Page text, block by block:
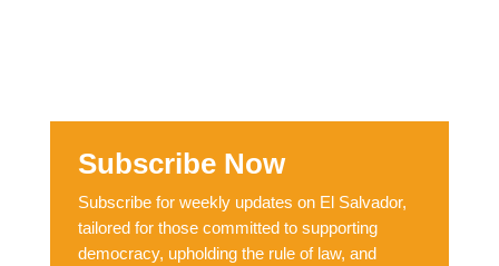
Subscribe Now
Subscribe for weekly updates on El Salvador,
tailored for those committed to supporting
democracy, upholding the rule of law, and